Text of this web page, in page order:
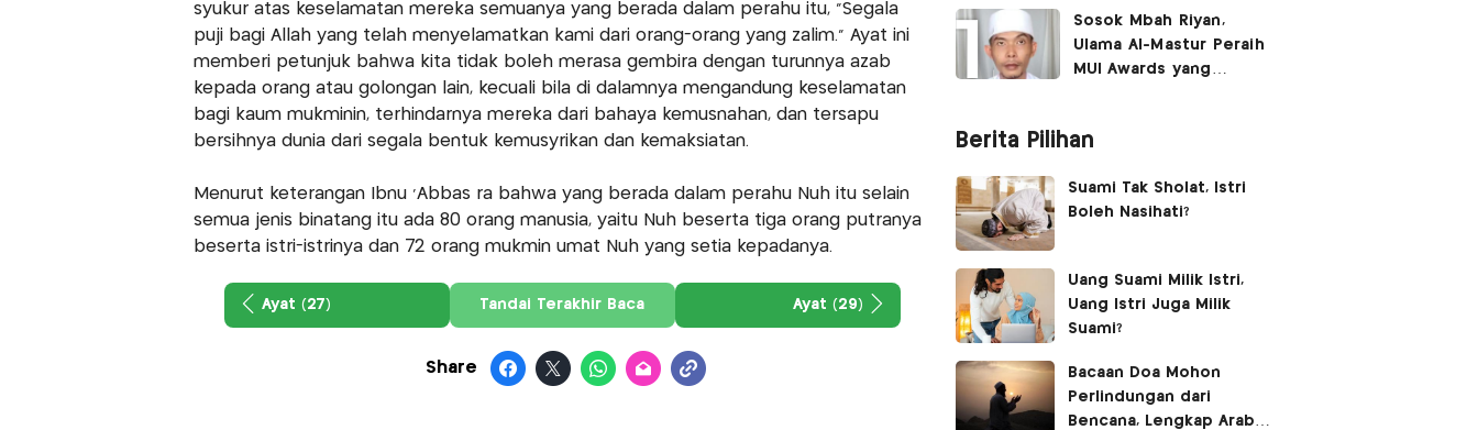
syukur atas keselamatan mereka semuanya yang berada dalam perahu itu, "Segala
puji bagi Allah yang telah menyelamatkan kami dari orang-orang yang zalim." Ayat ini
memberi petunjuk bahwa kita tidak boleh merasa gembira dengan turunnya azab
kepada orang atau golongan lain, kecuali bila di dalamnya mengandung keselamatan
bagi kaum mukminin, terhindarnya mereka dari bahaya kemusnahan, dan tersapu
bersihnya dunia dari segala bentuk kemusyrikan dan kemaksiatan.
Menurut keterangan Ibnu 'Abbas ra bahwa yang berada dalam perahu Nuh itu selain
semua jenis binatang itu ada 80 orang manusia, yaitu Nuh beserta tiga orang putranya
beserta istri-istrinya dan 72 orang mukmin umat Nuh yang setia kepadanya.
Ayat (27) Tandai Terakhir Baca Ayat (29)
Share
Sosok Mbah Riyan,
Ulama Al-Mastur Peraih
MUI Awards yang
Berita Pilihan
Suami Tak Sholat, Istri
Boleh Nasihati?
Uang Suami Milik Istri,
Uang Istri Juga Milik
Suami?
Bacaan Doa Mohon
Perlindungan dari
Bencana, Lengkap Arab